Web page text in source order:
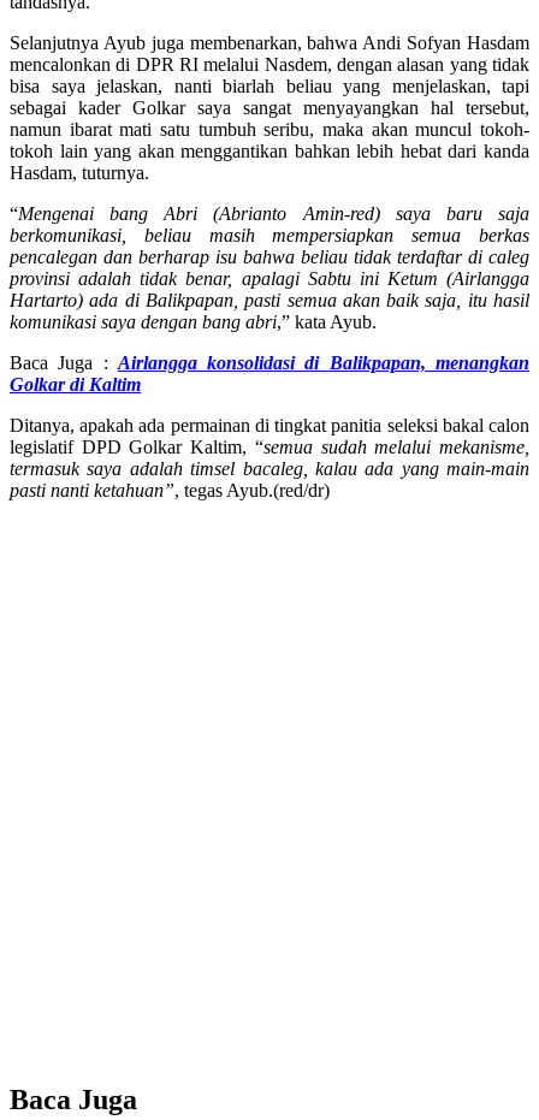
Selanjutnya Ayub juga membenarkan, bahwa Andi Sofyan Hasdam
mencalonkan di DPR RI melalui Nasdem, dengan alasan yang tidak
bisa saya jelaskan, nanti biarlah beliau yang menjelaskan, tapi
sebagai kader Golkar saya sangat menyayangkan hal tersebut,
namun ibarat mati satu tumbuh seribu, maka akan muncul tokoh-
tokoh lain yang akan menggantikan bahkan lebih hebat dari kanda
Hasdam, tuturnya.
“Mengenai bang Abri (Abrianto Amin-red) saya baru saja
berkomunikasi, beliau masih mempersiapkan semua berkas
pencalegan dan berharap isu bahwa beliau tidak terdaftar di caleg
provinsi adalah tidak benar, apalagi Sabtu ini Ketum (Airlangga
Hartarto) ada di Balikpapan, pasti semua akan baik saja, itu hasil
komunikasi saya dengan bang abri,” kata Ayub.
Baca Juga : Airlangga konsolidasi di Balikpapan, menangkan
Golkar di Kaltim
Ditanya, apakah ada permainan di tingkat panitia seleksi bakal calon
legislatif DPD Golkar Kaltim, “semua sudah melalui mekanisme,
termasuk saya adalah timsel bacaleg, kalau ada yang main-main
pasti nanti ketahuan”, tegas Ayub.(red/dr)
Baca Juga